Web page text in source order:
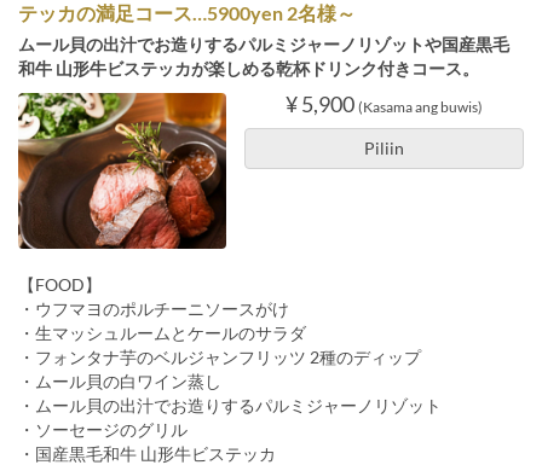
テッカの満足コース…5900yen 2名様～
ムール貝の出汁でお造りするパルミジャーノリゾットや国産黒毛
和牛 山形牛ビステッカが楽しめる乾杯ドリンク付きコース。
¥ 5,900 (Kasama ang buwis)
Piliin
【FOOD】
・ウフマヨのポルチーニソースがけ
・生マッシュルームとケールのサラダ
・フォンタナ芋のベルジャンフリッツ 2種のディップ
・ムール貝の白ワイン蒸し
・ムール貝の出汁でお造りするパルミジャーノリゾット
・ソーセージのグリル
・国産黒毛和牛 山形牛ビステッカ